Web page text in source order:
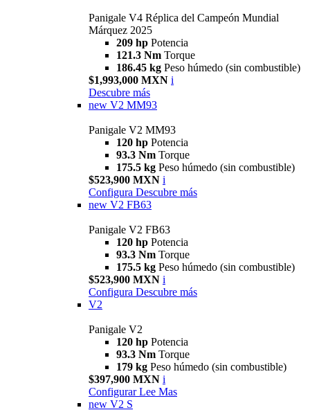
Panigale V4 Réplica del Campeón Mundial
Márquez 2025
209 hp Potencia
121.3 Nm Torque
186.45 kg Peso húmedo (sin combustible)
$1,993,000 MXN i
Descubre más
new V2 MM93
Panigale V2 MM93
120 hp Potencia
93.3 Nm Torque
175.5 kg Peso húmedo (sin combustible)
$523,900 MXN i
Configura Descubre más
new V2 FB63
Panigale V2 FB63
120 hp Potencia
93.3 Nm Torque
175.5 kg Peso húmedo (sin combustible)
$523,900 MXN i
Configura Descubre más
V2
Panigale V2
120 hp Potencia
93.3 Nm Torque
179 kg Peso húmedo (sin combustible)
$397,900 MXN i
Configurar Lee Mas
new V2 S